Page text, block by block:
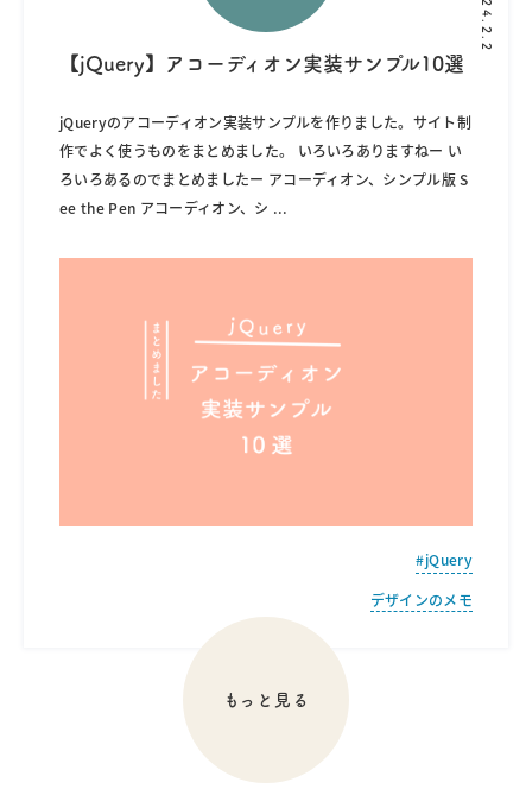
2024.2.2
【jQuery】アコーディオン実装サンプル10選
jQueryのアコーディオン実装サンプルを作りました。サイト制
作でよく使うものをまとめました。 いろいろありますねー い
ろいろあるのでまとめましたー アコーディオン、シンプル版 S
ee the Pen アコーディオン、シ ...
jQuery
デザインのメモ
もっと見る